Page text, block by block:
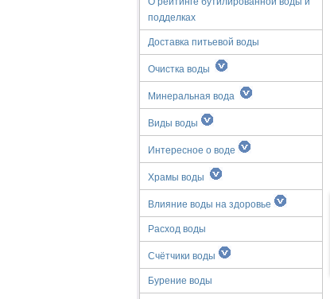
подделках
Доставка питьевой воды
Очистка воды
Минеральная вода
Виды воды
Интересное о воде
Храмы воды
Влияние воды на здоровье
Расход воды
Счётчики воды
Бурение воды